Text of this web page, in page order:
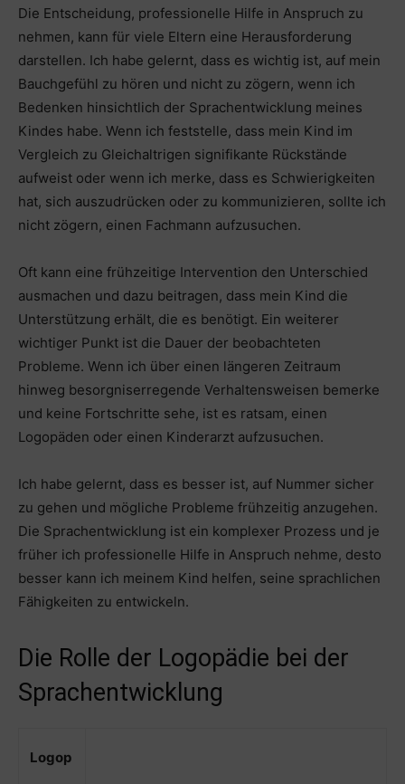
Die Entscheidung, professionelle Hilfe in Anspruch zu
nehmen, kann für viele Eltern eine Herausforderung
darstellen. Ich habe gelernt, dass es wichtig ist, auf mein
Bauchgefühl zu hören und nicht zu zögern, wenn ich
Bedenken hinsichtlich der Sprachentwicklung meines
Kindes habe. Wenn ich feststelle, dass mein Kind im
Vergleich zu Gleichaltrigen signifikante Rückstände
aufweist oder wenn ich merke, dass es Schwierigkeiten
hat, sich auszudrücken oder zu kommunizieren, sollte ich
nicht zögern, einen Fachmann aufzusuchen.
Oft kann eine frühzeitige Intervention den Unterschied
ausmachen und dazu beitragen, dass mein Kind die
Unterstützung erhält, die es benötigt. Ein weiterer
wichtiger Punkt ist die Dauer der beobachteten
Probleme. Wenn ich über einen längeren Zeitraum
hinweg besorgniserregende Verhaltensweisen bemerke
und keine Fortschritte sehe, ist es ratsam, einen
Logopäden oder einen Kinderarzt aufzusuchen.
Ich habe gelernt, dass es besser ist, auf Nummer sicher
zu gehen und mögliche Probleme frühzeitig anzugehen.
Die Sprachentwicklung ist ein komplexer Prozess und je
früher ich professionelle Hilfe in Anspruch nehme, desto
besser kann ich meinem Kind helfen, seine sprachlichen
Fähigkeiten zu entwickeln.
Die Rolle der Logopädie bei der
Sprachentwicklung
Logop